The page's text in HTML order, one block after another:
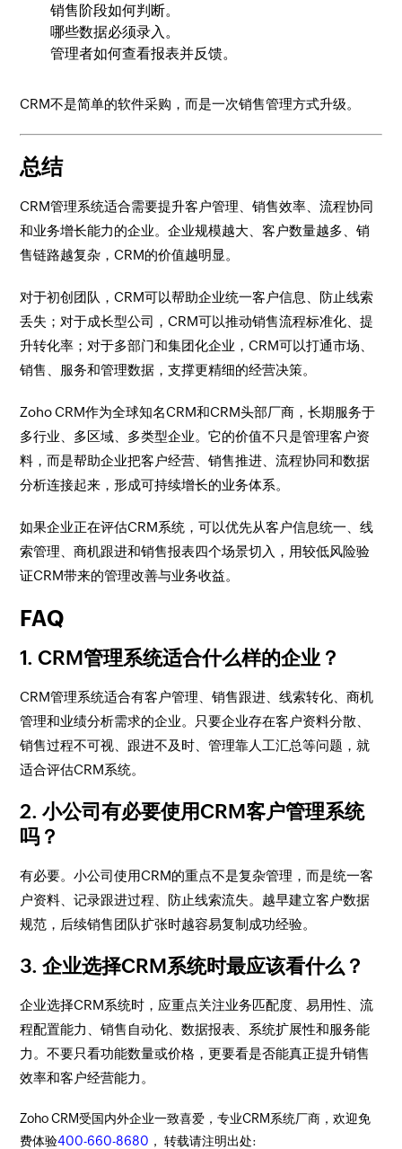
销售阶段如何判断。
哪些数据必须录入。
管理者如何查看报表并反馈。
CRM不是简单的软件采购，而是一次销售管理方式升级。
总结
CRM管理系统适合需要提升客户管理、销售效率、流程协同
和业务增长能力的企业。企业规模越大、客户数量越多、销
售链路越复杂，CRM的价值越明显。
对于初创团队，CRM可以帮助企业统一客户信息、防止线索
丢失；对于成长型公司，CRM可以推动销售流程标准化、提
升转化率；对于多部门和集团化企业，CRM可以打通市场、
销售、服务和管理数据，支撑更精细的经营决策。
Zoho CRM作为全球知名CRM和CRM头部厂商，长期服务于
多行业、多区域、多类型企业。它的价值不只是管理客户资
料，而是帮助企业把客户经营、销售推进、流程协同和数据
分析连接起来，形成可持续增长的业务体系。
如果企业正在评估CRM系统，可以优先从客户信息统一、线
索管理、商机跟进和销售报表四个场景切入，用较低风险验
证CRM带来的管理改善与业务收益。
FAQ
1. CRM管理系统适合什么样的企业？
CRM管理系统适合有客户管理、销售跟进、线索转化、商机
管理和业绩分析需求的企业。只要企业存在客户资料分散、
销售过程不可视、跟进不及时、管理靠人工汇总等问题，就
适合评估CRM系统。
2. 小公司有必要使用CRM客户管理系统
吗？
有必要。小公司使用CRM的重点不是复杂管理，而是统一客
户资料、记录跟进过程、防止线索流失。越早建立客户数据
规范，后续销售团队扩张时越容易复制成功经验。
3. 企业选择CRM系统时最应该看什么？
企业选择CRM系统时，应重点关注业务匹配度、易用性、流
程配置能力、销售自动化、数据报表、系统扩展性和服务能
力。不要只看功能数量或价格，更要看是否能真正提升销售
效率和客户经营能力。
Zoho CRM受国内外企业一致喜爱，专业CRM系统厂商，欢迎免
费体验400-660-8680 ， 转载请注明出处: